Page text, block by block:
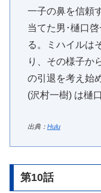
一子の鼻を信頼
当てた男･樋口
る。ミハイルは
り、その様子か
の引退を考え始
(沢村一樹) は樋
出典： Hulu
第10話